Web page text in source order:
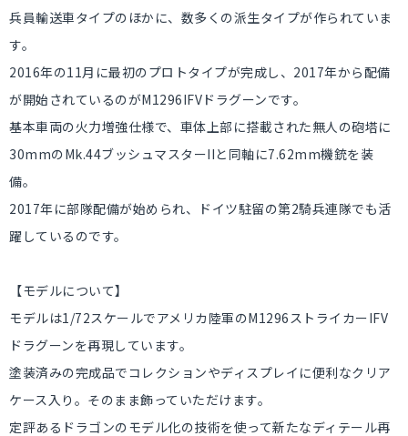
兵員輸送車タイプのほかに、数多くの派生タイプが作られていま
す。
2016年の11月に最初のプロトタイプが完成し、2017年から配備
が開始されているのがM1296IFVドラグーンです。
基本車両の火力増強仕様で、車体上部に搭載された無人の砲塔に
30mmのMk.44ブッシュマスターIIと同軸に7.62mm機銃を装
備。
2017年に部隊配備が始められ、ドイツ駐留の第2騎兵連隊でも活
躍しているのです。
【モデルについて】
モデルは1/72スケールでアメリカ陸軍のM1296ストライカーIFV
ドラグーンを再現しています。
塗装済みの完成品でコレクションやディスプレイに便利なクリア
ケース入り。そのまま飾っていただけます。
定評あるドラゴンのモデル化の技術を使って新たなディテール再